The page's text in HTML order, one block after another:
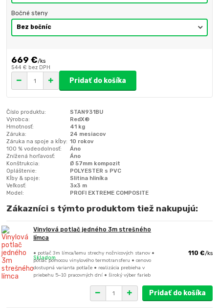
Bočné steny
669 €/ks
544 € bez DPH
Pridať do košíka
Číslo produktu:
STAN931BU
Výrobca:
RedX®
Hmotnosť:
41 kg
Záruka:
24 mesiacov
Záruka na spoje a kĺby: 10 rokov
100 % vodeodolnosť:
Áno
Znížená horľavosť:
Áno
Konštrukcia:
Ø 57mm kompozit
Opláštenie:
POLYESTER s PVC
Kĺby & spoje:
Slitina hliníka
Veľkosť:
3x3 m
Model:
PROFI EXTREME COMPOSITE
Zákazníci s týmto produktom tiež nakupujú:
Vinylová potlač jedného 3m strešného
límca
• potlač 3m límca/lemu strechy nožnicových stanov •
potlač pomocou vinylového termotransferu • cenovo
dostupná varianta potlače • realizácia prebieha v
priebehu 5–10 pracovných dní • široký výber farieb
110 €/ks
Skladom
Pridať do košíka